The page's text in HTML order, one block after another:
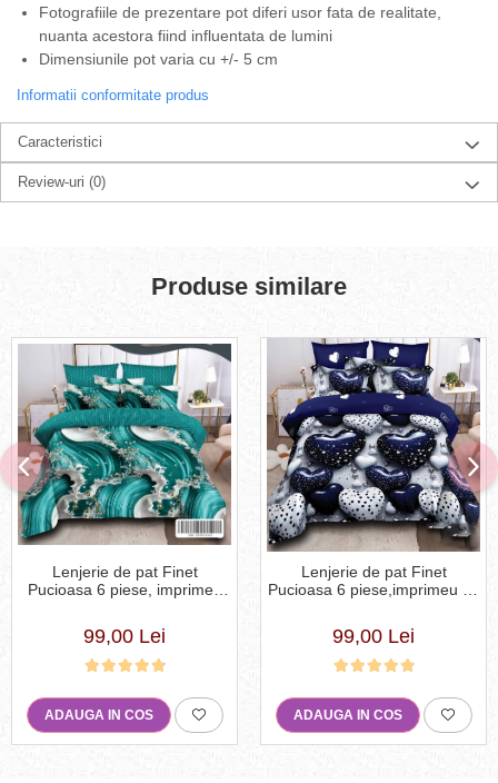
Fotografiile de prezentare pot diferi usor fata de realitate,
nuanta acestora fiind influentata de lumini
Dimensiunile pot varia cu +/- 5 cm
Informatii conformitate produs
Caracteristici
Review-uri (0)
Produse similare
Lenjerie de pat Finet
Pucioasa 6 piese, imprimeu
alb și auriu-R619
99,00 Lei
ADAUGA IN COS
Lenjerie de pat Finet
Pucioasa 6 piese,imprimeu cu
lucioase-R611
99,00 Lei
ADAUGA IN COS